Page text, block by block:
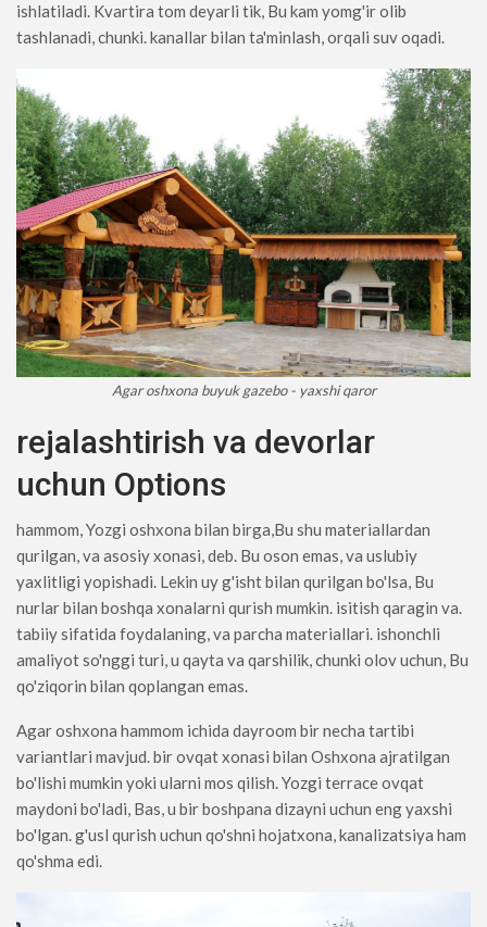
ishlatiladi. Kvartira tom deyarli tik, Bu kam yomg'ir olib
tashlanadi, chunki. kanallar bilan ta'minlash, orqali suv oqadi.
Agar oshxona buyuk gazebo - yaxshi qaror
rejalashtirish va devorlar
uchun Options
hammom, Yozgi oshxona bilan birga,Bu shu materiallardan
qurilgan, va asosiy xonasi, deb. Bu oson emas, va uslubiy
yaxlitligi yopishadi. Lekin uy g'isht bilan qurilgan bo'lsa, Bu
nurlar bilan boshqa xonalarni qurish mumkin. isitish qaragin va.
tabiiy sifatida foydalaning, va parcha materiallari. ishonchli
amaliyot so'nggi turi, u qayta va qarshilik, chunki olov uchun, Bu
qo'ziqorin bilan qoplangan emas.
Agar oshxona hammom ichida dayroom bir necha tartibi
variantlari mavjud. bir ovqat xonasi bilan Oshxona ajratilgan
bo'lishi mumkin yoki ularni mos qilish. Yozgi terrace ovqat
maydoni bo'ladi, Bas, u bir boshpana dizayni uchun eng yaxshi
bo'lgan. g'usl qurish uchun qo'shni hojatxona, kanalizatsiya ham
qo'shma edi.